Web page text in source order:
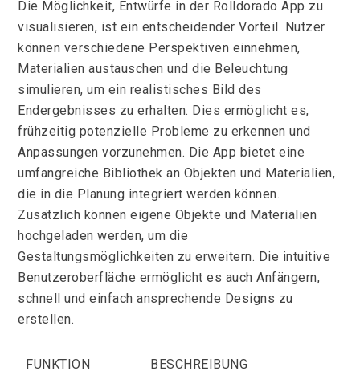
Die Möglichkeit, Entwürfe in der Rolldorado App zu
visualisieren, ist ein entscheidender Vorteil. Nutzer
können verschiedene Perspektiven einnehmen,
Materialien austauschen und die Beleuchtung
simulieren, um ein realistisches Bild des
Endergebnisses zu erhalten. Dies ermöglicht es,
frühzeitig potenzielle Probleme zu erkennen und
Anpassungen vorzunehmen. Die App bietet eine
umfangreiche Bibliothek an Objekten und Materialien,
die in die Planung integriert werden können.
Zusätzlich können eigene Objekte und Materialien
hochgeladen werden, um die
Gestaltungsmöglichkeiten zu erweitern. Die intuitive
Benutzeroberfläche ermöglicht es auch Anfängern,
schnell und einfach ansprechende Designs zu
erstellen.
FUNKTION BESCHREIBUNG